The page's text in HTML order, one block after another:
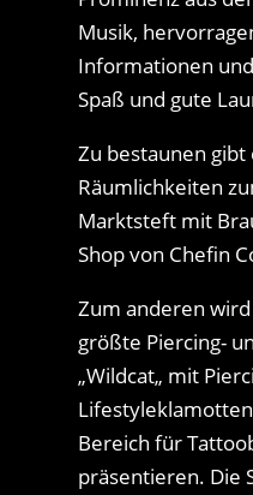
Musik,
Informationen
Spaß und gute
Zu bestaunen gibt
Räumlichkeiten
Marktsteft mit
Shop von Chefin
Zum anderen
größte Piercing-
„Wildcat„ mit
Bereich für
präsentieren. Die